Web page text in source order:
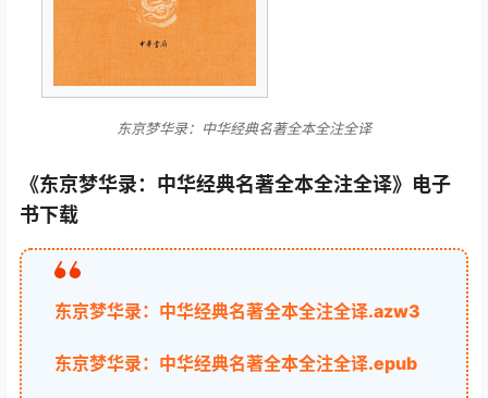
东京梦华录：中华经典名著全本全注全译
《东京梦华录：中华经典名著全本全注全译》电子
书下载
东京梦华录：中华经典名著全本全注全译.azw3
东京梦华录：中华经典名著全本全注全译.epub